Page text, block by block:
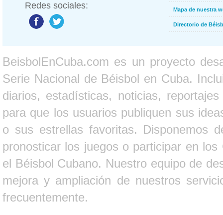
Redes sociales: Mapa de nuestra
Directorio de
BeisbolEnCuba.com es un proyecto
Serie Nacional de Béisbol en Cuba.
diarios, estadísticas, noticias,
para que los usuarios publiquen sus
o sus estrellas favoritas. Disponemos
pronosticar los juegos o participar en
el Béisbol Cubano. Nuestro equipo de
mejora y ampliación de nuestros
frecuentemente.